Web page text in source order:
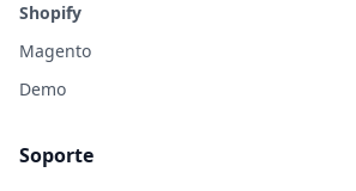
Shopify
Magento
Demo
Soporte